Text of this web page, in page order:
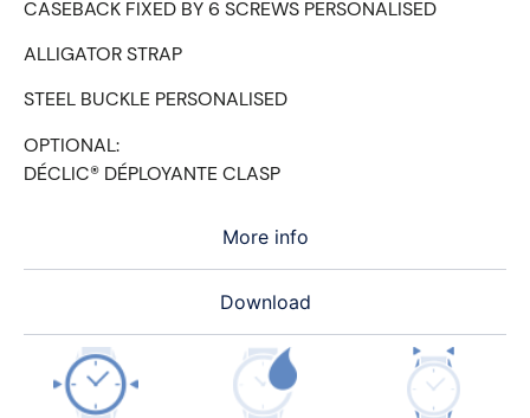
More info
Download
CASEBACK FIXED BY 6 SCREWS PERSONALISED
ALLIGATOR STRAP
STEEL BUCKLE PERSONALISED
OPTIONAL:
DÉCLIC® DÉPLOYANTE CLASP